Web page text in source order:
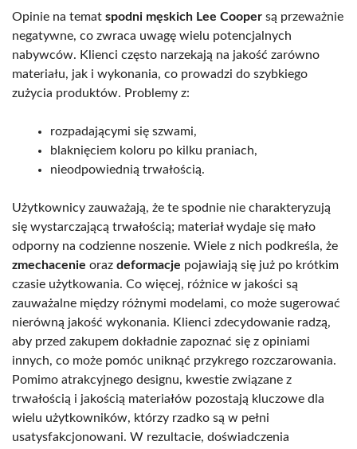
Opinie na temat spodni męskich Lee Cooper są przeważnie
negatywne, co zwraca uwagę wielu potencjalnych
nabywców. Klienci często narzekają na jakość zarówno
materiału, jak i wykonania, co prowadzi do szybkiego
zużycia produktów. Problemy z:
rozpadającymi się szwami,
blaknięciem koloru po kilku praniach,
nieodpowiednią trwałością.
Użytkownicy zauważają, że te spodnie nie charakteryzują
się wystarczającą trwałością; materiał wydaje się mało
odporny na codzienne noszenie. Wiele z nich podkreśla, że
zmechacenie oraz deformacje pojawiają się już po krótkim
czasie użytkowania. Co więcej, różnice w jakości są
zauważalne między różnymi modelami, co może sugerować
nierówną jakość wykonania. Klienci zdecydowanie radzą,
aby przed zakupem dokładnie zapoznać się z opiniami
innych, co może pomóc uniknąć przykrego rozczarowania.
Pomimo atrakcyjnego designu, kwestie związane z
trwałością i jakością materiałów pozostają kluczowe dla
wielu użytkowników, którzy rzadko są w pełni
usatysfakcjonowani. W rezultacie, doświadczenia